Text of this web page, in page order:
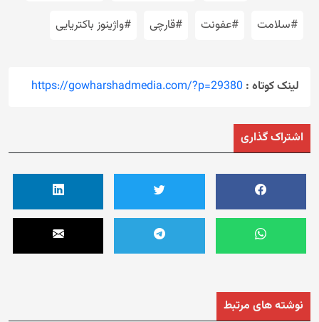
#سلامت #عفونت #قارچی #واژینوز باکتریایی
لینک کوتاه : https://gowharshadmedia.com/?p=29380
اشتراک گذاری
نوشته های مرتبط